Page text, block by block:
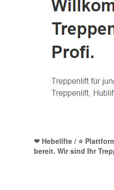
❤ Hebelifte / ⭐
bereit. Wir sind Ihr